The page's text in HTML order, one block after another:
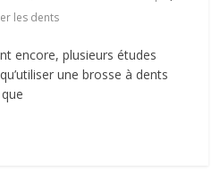
les dents
encore, plusieurs études
une brosse à dents